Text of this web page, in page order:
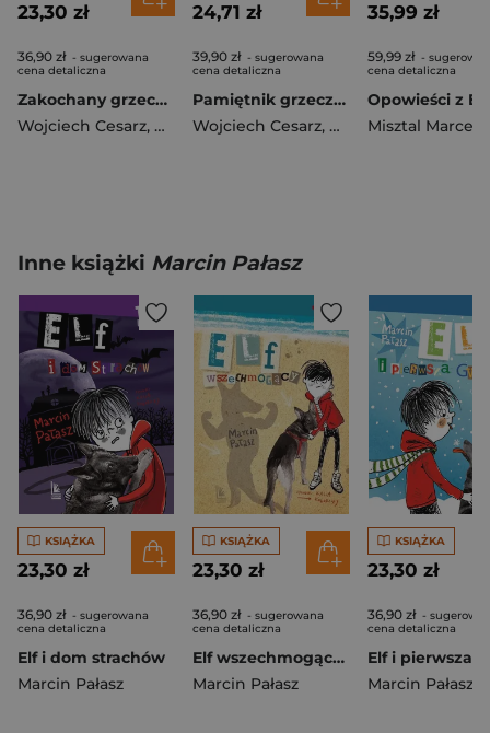
23,30 zł
36,90 zł - sugerowana
cena detaliczna
Zakochany grzeczny pies
Wojciech Cesarz, Katarzyna Terechowicz
24,71 zł
39,90 zł - sugerowana
cena detaliczna
Pamiętnik grzecznego psa
Wojciech Cesarz, Katarzyna
35,99 zł
59,99 zł -
cena detaliczna
Misztal
Inne książki Marcin Pałasz
KSIĄŻKA
23,30 zł
36,90 zł - sugerowana
cena detaliczna
Elf i dom strachów
Marcin Pałasz
KSIĄŻKA
23,30 zł
36,90 zł - sugerowana
cena detaliczna
Elf wszechmogący wyd. 8
Marcin Pałasz
KSIĄŻKA
23,30 zł
36,90 zł -
cena detaliczna
Marcin Pałasz